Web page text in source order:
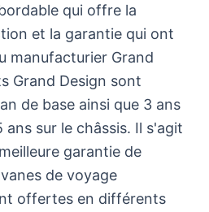
qui offre la
et la garantie qui ont
manufacturier Grand
Grand Design sont
de base ainsi que 3 ans
sur le châssis. Il s'agit
garantie de
de voyage
offertes en différents